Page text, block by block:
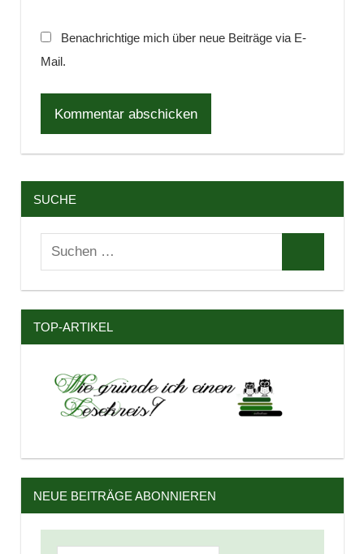
Benachrichtige mich über neue Beiträge via E-
Mail.
SUCHE
Suchen
TOP-ARTIKEL
NEUE BEITRÄGE ABONNIEREN